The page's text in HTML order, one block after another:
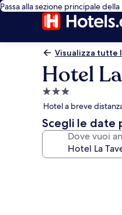
Passa alla sezione principale
Visualizza tutte
Hotel
Struttura
a
3.0
stelle
Hotel a breve
Scegli le date
Dove vuoi